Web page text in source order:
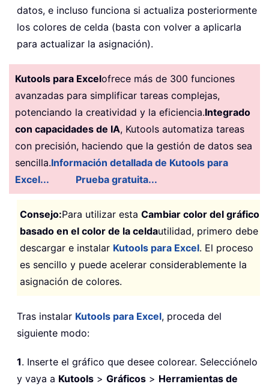
datos, e incluso funciona si actualiza posteriormente
los colores de celda (basta con volver a aplicarla
para actualizar la asignación).
Kutools para Excelofrece más de 300 funciones
avanzadas para simplificar tareas complejas,
potenciando la creatividad y la eficiencia.Integrado
con capacidades de IA, Kutools automatiza tareas
con precisión, haciendo que la gestión de datos sea
sencilla.Información detallada de Kutools para
Excel...
Prueba gratuita...
Consejo:Para utilizar esta Cambiar color del gráfico
basado en el color de la celdautilidad, primero debe
descargar e instalar Kutools para Excel. El proceso
es sencillo y puede acelerar considerablemente la
asignación de colores.
Tras instalar Kutools para Excel, proceda del
siguiente modo:
1. Inserte el gráfico que desee colorear. Selecciónelo
y vaya a Kutools > Gráficos > Herramientas de